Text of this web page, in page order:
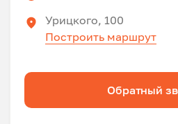
Урицкого, 100
Построить маршрут
Обратный